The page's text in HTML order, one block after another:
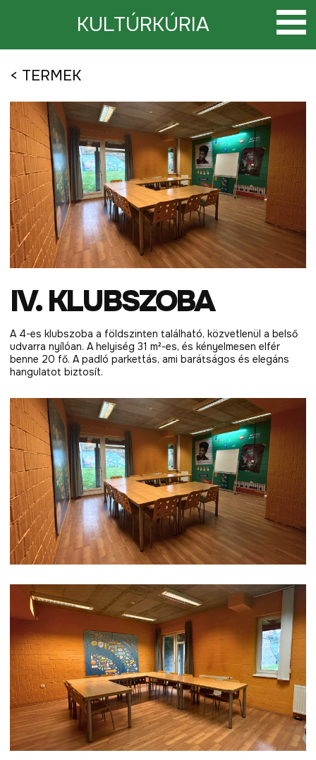
KULTÚRKÚRIA
< TERMEK
IV. KLUBSZOBA
A 4-es klubszoba a földszinten található, közvetlenül a belső
udvarra nyílóan. A helyiség 31 m²-es, és kényelmesen elfér
benne 20 fő. A padló parkettás, ami barátságos és elegáns
hangulatot biztosít.